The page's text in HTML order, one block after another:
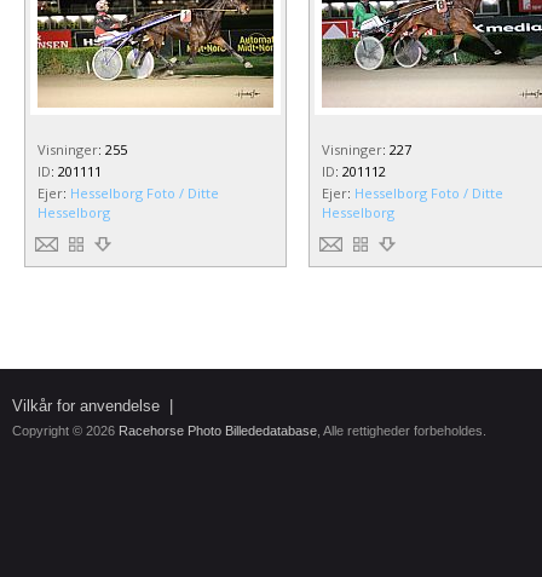
Visninger: 255
ID: 201111
Ejer: Hesselborg Foto / Ditte
Hesselborg
Visninger: 227
ID: 201112
Ejer: Hesselborg Foto / Ditte
Hesselborg
Vilkår for anvendelse
Copyright © 2026 Racehorse Photo Billededatabase , Alle rettigheder forbeholdes.